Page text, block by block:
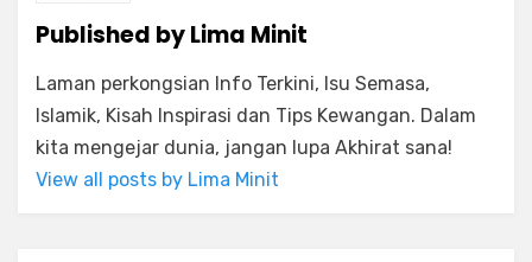
Published byLima Minit
Laman perkongsian Info Terkini, Isu Semasa,
Islamik, Kisah Inspirasi dan Tips Kewangan. Dalam
kita mengejar dunia, jangan lupa Akhirat sana!
View all posts by Lima Minit